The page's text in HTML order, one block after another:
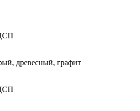
древесный, графит